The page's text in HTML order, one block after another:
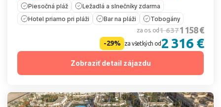
Piesočná pláž
Ležadlá a slnečníky zdarma
Hotel priamo pri pláži
Bar na pláži Tobogány
za os. od1 6371 158 €
-29% za všetkých od2 316 €
Zobraziť detail zájazdu